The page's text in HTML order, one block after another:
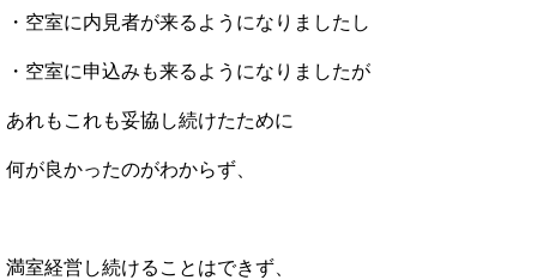
・空室に内見者が来るようになりましたし
・空室に申込みも来るようになりましたが
あれもこれも妥協し続けたために
何が良かったのがわからず、
満室経営し続けることはできず、